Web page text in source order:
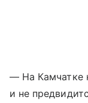
— На Камчатке
и не